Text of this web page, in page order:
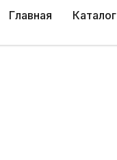
Главная Каталог